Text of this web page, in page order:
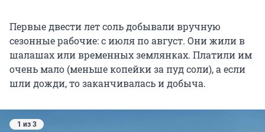
Первые двести лет соль добывали вручную
сезонные рабочие: с июля по август. Они жили в
шалашах или временных землянках. Платили им
очень мало (меньше копейки за пуд соли), а если
шли дожди, то заканчивалась и добыча.
1 из 3